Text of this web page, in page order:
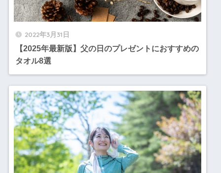
2022年3月31日
【2025年最新版】父の日のプレゼントにおすすめの
タオル8選